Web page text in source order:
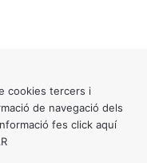
cookies tercers i
de navegació dels
fes click aquí